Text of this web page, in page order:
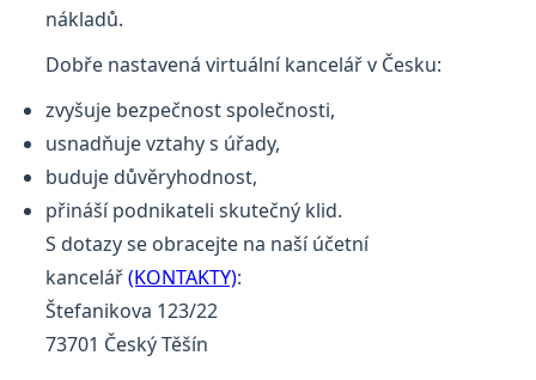
nákladů.
Dobře nastavená virtuální kancelář v Česku:
zvyšuje bezpečnost společnosti,
usnadňuje vztahy s úřady,
buduje důvěryhodnost,
přináší podnikateli skutečný klid.
S dotazy se obracejte na naší účetní
kancelář(KONTAKTY):
Štefanikova 123/22
73701 Český Těšín